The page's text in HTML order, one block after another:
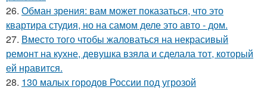
26. Обман зрения: вам может показаться, что это
квартира студия, но на самом деле это авто - дом.
27. Вместо того чтобы жаловаться на некрасивый
ремонт на кухне, девушка взяла и сделала тот, который
ей нравится.
28. 130 малых городов России под угрозой